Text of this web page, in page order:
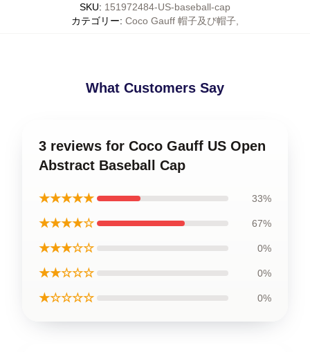
SKU: 151972484-US-baseball-cap
カテゴリー: Coco Gauff 帽子及び帽子
What Customers Say
3 reviews for Coco Gauff US Open
Abstract Baseball Cap
★★★★★ 33%
★★★★☆ 67%
★★★☆☆ 0%
★★☆☆☆ 0%
★☆☆☆☆ 0%